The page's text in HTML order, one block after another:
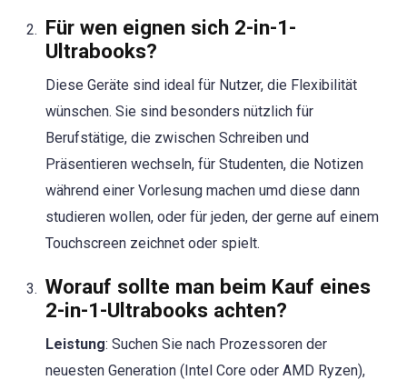
Für wen eignen sich 2-in-1-
Ultrabooks?
Diese Geräte sind ideal für Nutzer, die Flexibilität
wünschen. Sie sind besonders nützlich für
Berufstätige, die zwischen Schreiben und
Präsentieren wechseln, für Studenten, die Notizen
während einer Vorlesung machen umd diese dann
studieren wollen, oder für jeden, der gerne auf einem
Touchscreen zeichnet oder spielt.
Worauf sollte man beim Kauf eines
2-in-1-Ultrabooks achten?
Leistung: Suchen Sie nach Prozessoren der
neuesten Generation (Intel Core oder AMD Ryzen),